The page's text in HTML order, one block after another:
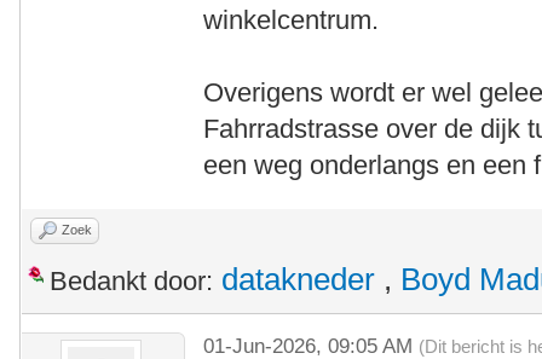
winkelcentrum.
Overigens wordt er wel
Fahrradstrasse over de dijk
een weg onderlangs en een
Zoek
Bedankt door: datakneder , Boyd
01-Jun-2026, 09:05 AM (Dit bericht is